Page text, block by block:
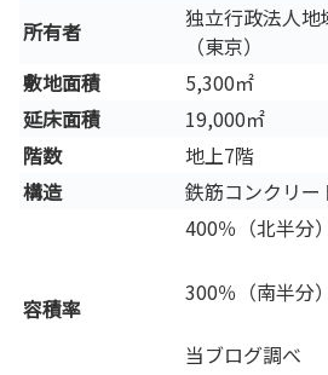
所有者
独立行政法人
（東京）
敷地面積
5,300㎡
延床面積
19,000㎡
階数
地上7階
構造
鉄筋コンクリー
容積率
400％（北半分）
300％（南半分）
当ブログ調べ